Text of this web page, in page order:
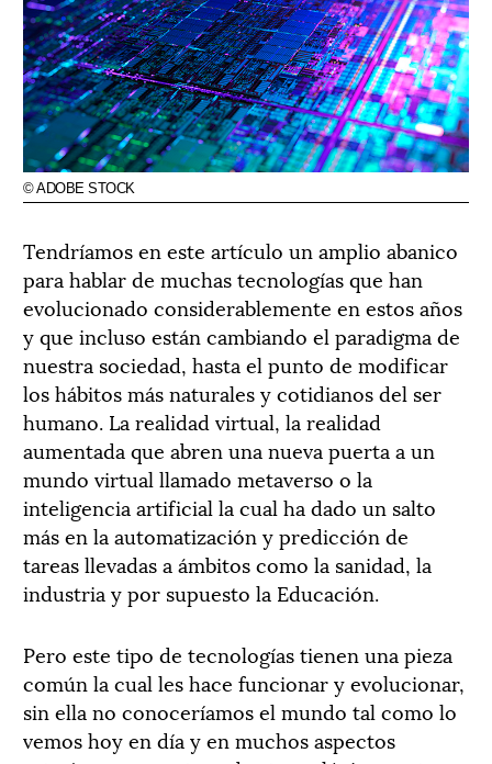
© ADOBE STOCK
Tendríamos en este artículo un amplio abanico
para hablar de muchas tecnologías que han
evolucionado considerablemente en estos años
y que incluso están cambiando el paradigma de
nuestra sociedad, hasta el punto de modificar
los hábitos más naturales y cotidianos del ser
humano. La realidad virtual, la realidad
aumentada que abren una nueva puerta a un
mundo virtual llamado metaverso o la
inteligencia artificial la cual ha dado un salto
más en la automatización y predicción de
tareas llevadas a ámbitos como la sanidad, la
industria y por supuesto la Educación.
Pero este tipo de tecnologías tienen una pieza
común la cual les hace funcionar y evolucionar,
sin ella no conoceríamos el mundo tal como lo
vemos hoy en día y en muchos aspectos